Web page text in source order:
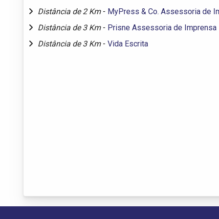
Distância de 2 Km - MyPress & Co. Assessoria de
Distância de 3 Km - Prisne Assessoria de Imprensa
Distância de 3 Km - Vida Escrita